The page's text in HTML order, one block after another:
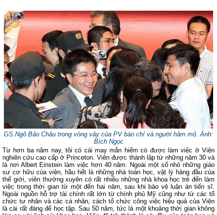
GS.Ngô Bảo Châu trong vòng vây của PV báo chí và người hâm mộ. Ảnh:
Bích Ngọc
Từ hơn ba năm nay, tôi có cái may mắn hiếm có được làm việc ở Viện
nghiên cứu cao cấp ở Princeton. Viên được thành lập từ những năm 30 và
là nơi Albert Einstein làm việc hơn 40 năm. Ngoài một số nhỏ những giáo
sư cơ hữu của viện, hầu hết là những nhà toán học, vật lý hàng đầu của
thế giới, viên thường xuyên có rất nhiều những nhà khoa học trẻ đến làm
việc trong thời gian từ một đến hai năm, sau khi bảo vệ luận án tiến sĩ.
Ngoài nguồn hỗ trợ tài chính rất lớn từ chính phủ Mỹ cũng như từ các tổ
chức tư nhân và các cá nhân, cách tổ chức công việc hiệu quả của Viện
là cái rất đáng để học tập. Sau 50 năm, tức là một khoảng thời gian không